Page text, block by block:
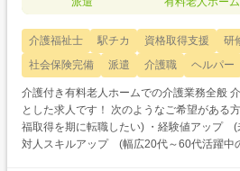
介護福祉士 駅チカ 資格取得支援 研
社会保険完備
派遣 介護職 ヘルパー
介護付き有料老人ホームでの介護業務全般 介護福祉士をお持ちの方を対象
とした求人です！ 次のようなご希望がある方におすすめ ・待遇アップ(介
福取得を期に転職したい) ・経験値アップ (
対人スキルアップ (幅広20代～60代活躍中